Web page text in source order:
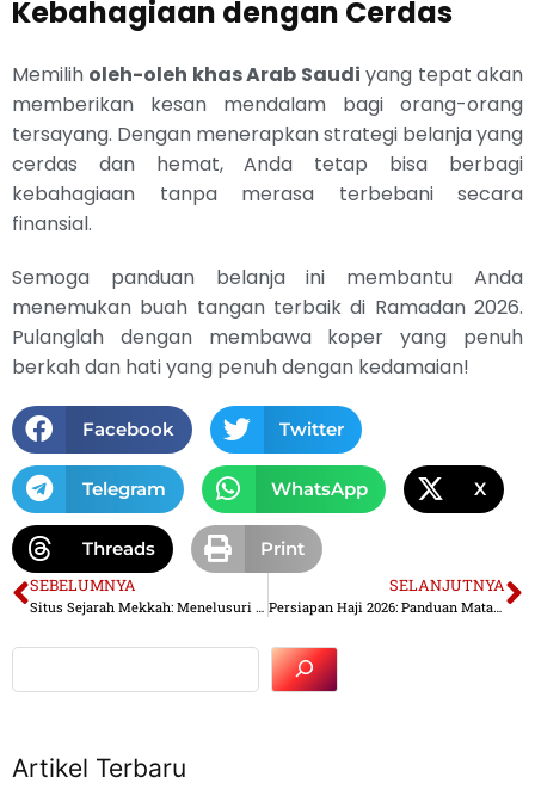
Kebahagiaan dengan Cerdas
Memilih oleh-oleh khas Arab Saudi yang tepat akan
memberikan kesan mendalam bagi orang-orang
tersayang. Dengan menerapkan strategi belanja yang
cerdas dan hemat, Anda tetap bisa berbagi
kebahagiaan tanpa merasa terbebani secara
finansial.
Semoga panduan belanja ini membantu Anda
menemukan buah tangan terbaik di Ramadan 2026.
Pulanglah dengan membawa koper yang penuh
berkah dan hati yang penuh dengan kedamaian!
Facebook Twitter
Telegram WhatsApp X
Threads Print
SEBELUMNYA
Situs Sejarah Mekkah: Menelusuri Jejak Kenabian di Tanah Suci
SELANJUTNYA
Persiapan Haji 2026: Panduan Matang Menuju Puncak Ibadah
Artikel Terbaru